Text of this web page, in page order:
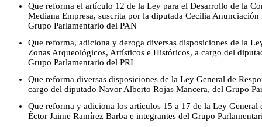
Que reforma el artículo 12 de la Ley para el Desarrollo de la
Mediana Empresa, suscrita por la diputada Cecilia
Grupo Parlamentario del PAN
Que reforma, adiciona y deroga diversas disposiciones de la
Zonas Arqueológicos, Artísticos e Históricos, a cargo del
Grupo Parlamentario del PRI
Que reforma diversas disposiciones de la Ley General de
cargo del diputado Navor Alberto Rojas Mancera, del Grupo
Que reforma y adiciona los artículos 15 a 17 de la Ley General
Éctor Jaime Ramírez Barba e integrantes del Grupo